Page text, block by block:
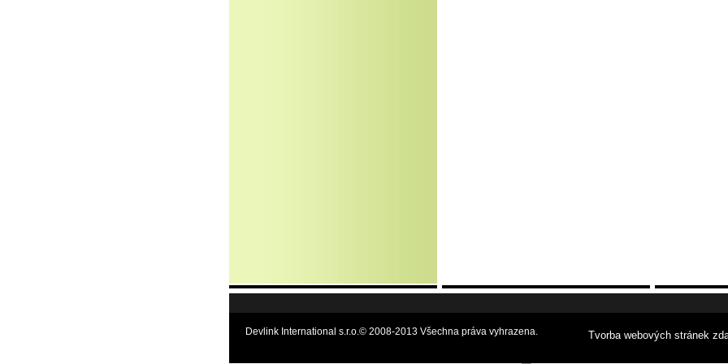
Devlink International s.r.o.© 2008-2013 Všechna práva vyhrazena. Tvorba webových stránek